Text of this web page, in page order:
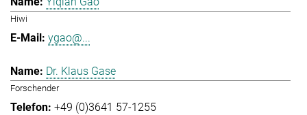
Hiwi
ygao@...
Dr. Klaus Gase
Forschender
+49 (0)3641 57-1255